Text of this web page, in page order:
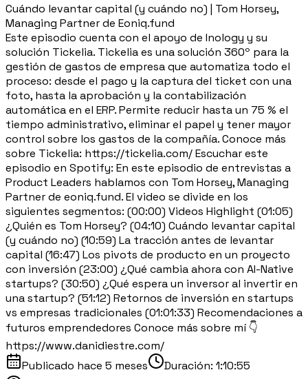
Cuándo levantar capital (y cuándo no) | Tom Horsey,
Managing Partner de Eoniq.fund
Este episodio cuenta con el apoyo de Inology y su
solución Tickelia. Tickelia es una solución 360º para la
gestión de gastos de empresa que automatiza todo el
proceso: desde el pago y la captura del ticket con una
foto, hasta la aprobación y la contabilización
automática en el ERP. Permite reducir hasta un 75 % el
tiempo administrativo, eliminar el papel y tener mayor
control sobre los gastos de la compañía. Conoce más
sobre Tickelia: https://tickelia.com/ Escuchar este
episodio en Spotify: En este episodio de entrevistas a
Product Leaders hablamos con Tom Horsey, Managing
Partner de eoniq.fund. El video se divide en los
siguientes segmentos: (00:00) Videos Highlight (01:05)
¿Quién es Tom Horsey? (04:10) Cuándo levantar capital
(y cuándo no) (10:59) La tracción antes de levantar
capital (16:47) Los pivots de producto en un proyecto
con inversión (23:00) ¿Qué cambia ahora con AI-Native
startups? (30:50) ¿Qué espera un inversor al invertir en
una startup? (51:12) Retornos de inversión en startups
vs empresas tradicionales (01:01:33) Recomendaciones a
futuros emprendedores Conoce más sobre mí 👇
https://www.danidiestre.com/
Publicado hace 5 meses Duración: 1:10:55